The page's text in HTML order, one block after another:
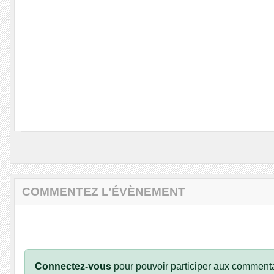
COMMENTEZ L’ÉVÈNEMENT
Connectez-vous pour pouvoir participer aux